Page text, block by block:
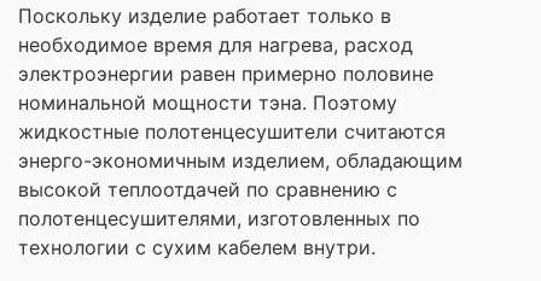
Поскольку изделие работает только в
необходимое время для нагрева, расход
электроэнергии равен примерно половине
номинальной мощности тэна. Поэтому
жидкостные полотенцесушители считаются
энерго-экономичным изделием, обладающим
высокой теплоотдачей по сравнению с
полотенцесушителями, изготовленных по
технологии с сухим кабелем внутри.